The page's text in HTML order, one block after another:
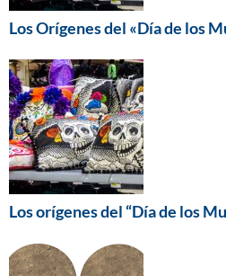
Los Orígenes del «Día de los
Los orígenes del “Día de los